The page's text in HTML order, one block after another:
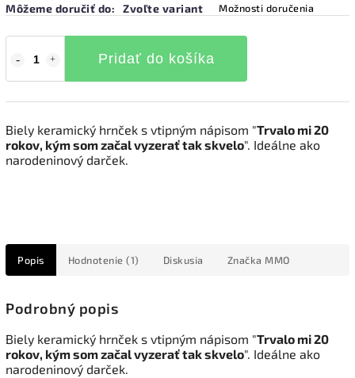
Môžeme doručiť do: Zvoľte variant Možnosti doručenia
Pridať do košíka
Biely keramický hrnček s vtipným nápisom "Trvalo mi 20
rokov, kým som začal vyzerať tak skvelo". Ideálne ako
narodeninový darček.
Popis Hodnotenie (1) Diskusia Značka MMO
Podrobný popis
Biely keramický hrnček s vtipným nápisom "Trvalo mi 20
rokov, kým som začal vyzerať tak skvelo". Ideálne ako
narodeninový darček.